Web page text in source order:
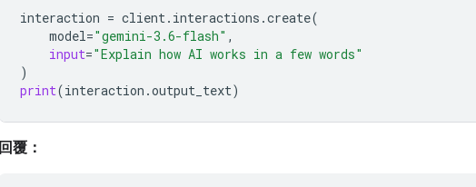
interaction = client. interactions .create(
model="gemini-3.6-flash" ,
input="Explain how AI works in a few words"
)
print(interaction .output_text)
回覆：